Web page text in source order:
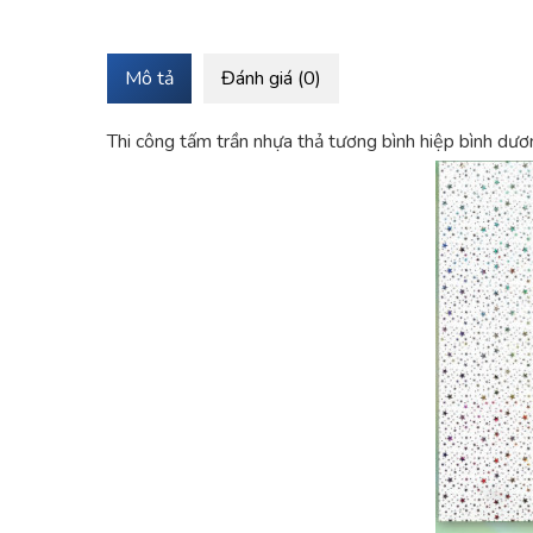
Mô tả Đánh giá (0)
Thi công tấm trần nhựa thả tương bình hiệp bình